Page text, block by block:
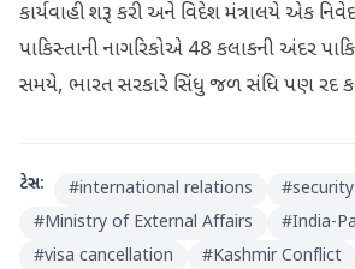
કાર્યવાહી શરૂ કરી અને વિદેશ મંત્રાલયે એક
પાકિસ્તાની નાગરિકોએ 48 કલાકની અંદર
સમયે, ભારત સરકારે સિંધુ જળ સંધિ પણ રદ
ટેગ્સ: #international relations #
#Ministry of External Affairs #India-
#visa cancellation #Kashmir Conflict